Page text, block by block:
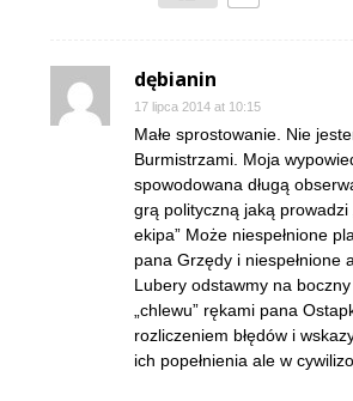
dębianin
17 lipca 2014 at 10:15
Małe sprostowanie. Nie
Burmistrzami. Moja
spowodowana długą
grą polityczną jaką prowadzi
ekipa” Może niespełnione
pana Grzędy i niespełnione
Lubery odstawmy na
„chlewu” rękami pana
rozliczeniem błędów i
ich popełnienia ale w